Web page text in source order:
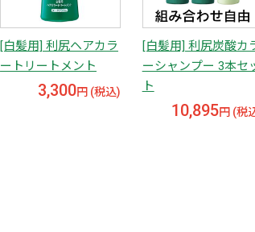
[白髪用] 利尻ヘアカラ
ートリートメント
3,300円 (税込)
[白髪用] 利尻炭酸カ
ーシャンプー 3本セ
ト
10,895円 (税